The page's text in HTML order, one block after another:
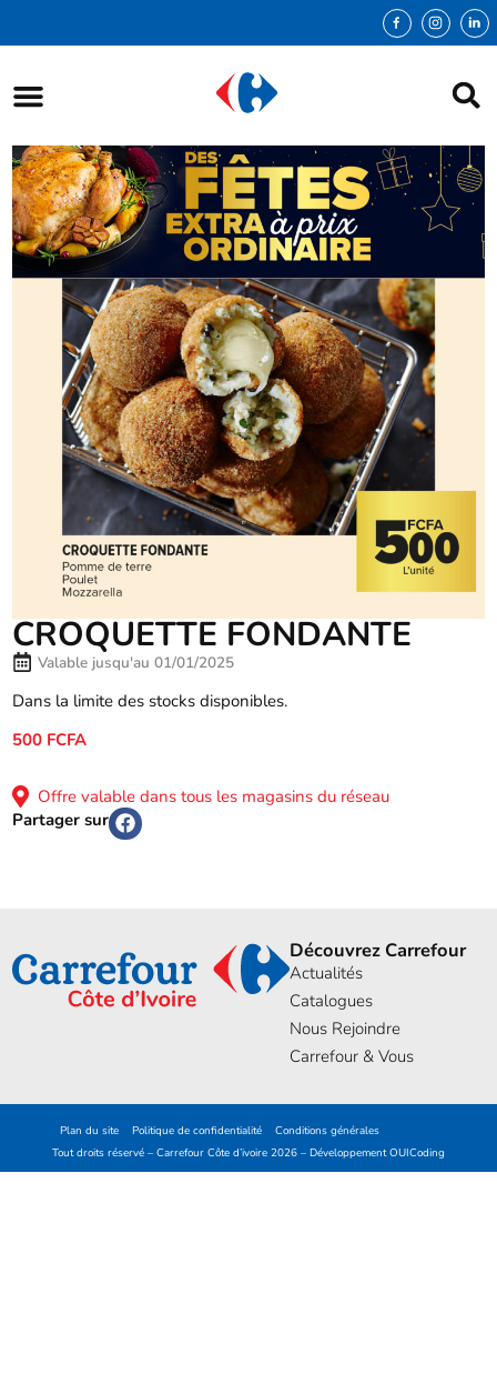
CROQUETTE FONDANTE
Valable jusqu'au 01/01/2025
Dans la limite des stocks disponibles.
500 FCFA
Offre valable dans tous les magasins du réseau
Partager sur
Découvrez Carrefour
Actualités
Catalogues
Nous Rejoindre
Carrefour & Vous
Plan du site Politique de confidentialité
Conditions générales
Tout droits réservé – Carrefour Côte d’ivoire 2026 – DéveloppementOUICoding